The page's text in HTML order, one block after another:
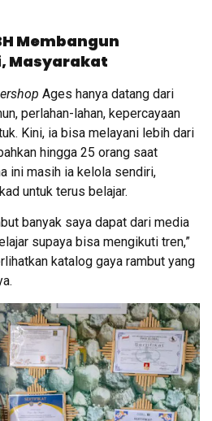
Membangun
Masyarakat
Ages hanya datang dari
perlahan-lahan, kepercayaan
Kini, ia bisa melayani lebih dari
hingga 25 orang saat
ini masih ia kelola sendiri,
untuk terus belajar.
banyak saya dapat dari media
supaya bisa mengikuti tren,”
katalog gaya rambut yang